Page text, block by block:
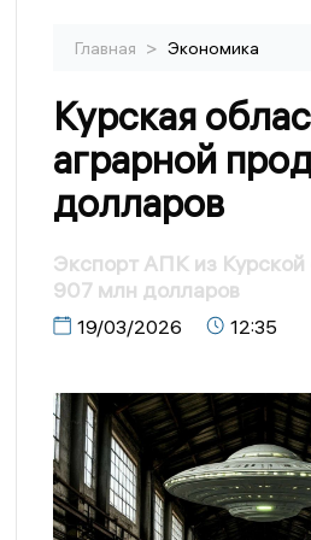
Главная > Экономика
Курская
аграрной
долларов
Экспорт АПК из Курской
907 млн долларов
19/03/2026 12:35